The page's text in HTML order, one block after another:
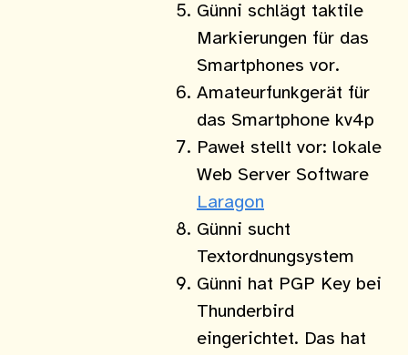
Günni schlägt taktile
Markierungen für das
Smartphones vor.
Amateurfunkgerät für
das Smartphone kv4p
Paweł stellt vor: lokale
Web Server Software
Laragon
Günni sucht
Textordnungsystem
Günni hat PGP Key bei
Thunderbird
eingerichtet. Das hat